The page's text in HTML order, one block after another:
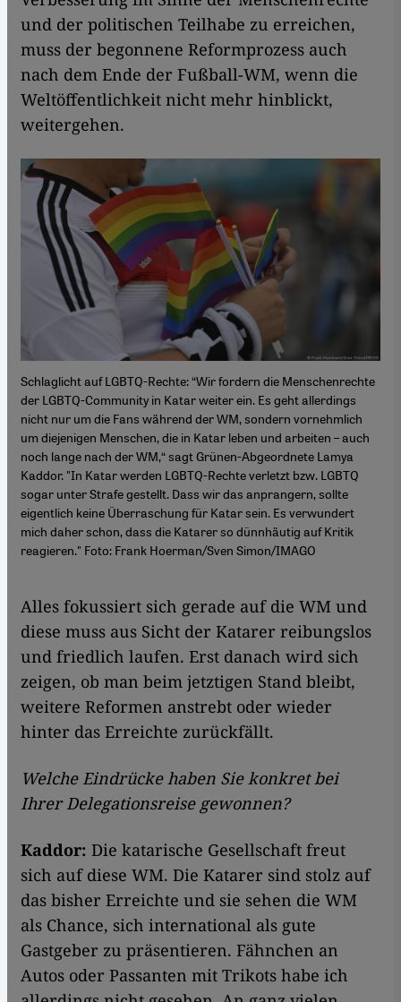
und der politischen Teilhabe zu erreichen,
muss der begonnene Reformprozess auch
nach dem Ende der Fußball-WM, wenn die
Weltöffentlichkeit nicht mehr hinblickt,
weitergehen.
Schlaglicht auf LGBTQ-Rechte: “Wir fordern die Menschenrechte
der LGBTQ-Community in Katar weiter ein. Es geht allerdings
nicht nur um die Fans während der WM, sondern vornehmlich
um diejenigen Menschen, die in Katar leben und arbeiten – auch
noch lange nach der WM,“ sagt Grünen-Abgeordnete Lamya
Kaddor. "In Katar werden LGBTQ-Rechte verletzt bzw. LGBTQ
sogar unter Strafe gestellt. Dass wir das anprangern, sollte
eigentlich keine Überraschung für Katar sein. Es verwundert
mich daher schon, dass die Katarer so dünnhäutig auf Kritik
reagieren." Foto: Frank Hoerman/Sven Simon/IMAGO
Alles fokussiert sich gerade auf die WM und
diese muss aus Sicht der Katarer reibungslos
und friedlich laufen. Erst danach wird sich
zeigen, ob man beim jetztigen Stand bleibt,
weitere Reformen anstrebt oder wieder
hinter das Erreichte zurückfällt.
Welche Eindrücke haben Sie konkret bei
Ihrer Delegationsreise gewonnen?
Kaddor: Die katarische Gesellschaft freut
sich auf diese WM. Die Katarer sind stolz auf
das bisher Erreichte und sie sehen die WM
als Chance, sich international als gute
Gastgeber zu präsentieren. Fähnchen an
Autos oder Passanten mit Trikots habe ich